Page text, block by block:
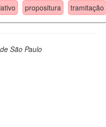
propositura tramitação
São Paulo